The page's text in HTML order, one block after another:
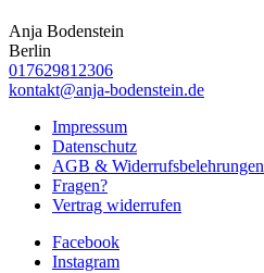
Anja Bodenstein
Berlin
017629812306
kontakt@anja-bodenstein.de
Impressum
Datenschutz
AGB & Widerrufsbelehrungen
Fragen?
Vertrag widerrufen
Facebook
Instagram